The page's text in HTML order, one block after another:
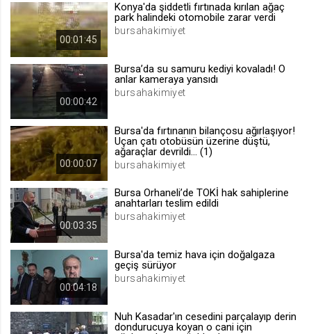
channelCategories
.web.tv
1 yıl
.web.tv
İsimsiz ziyaretçi için site içeriği
beğenme
voteDislike*
İsimsiz ziyaretçi için site içeriği
beğenmeme
00:01:45
Konya'da şiddetli fırtınada kırılan ağaç
park halindeki otomobile zarar verdi
bursahakimiyet
00:00:42
Bursa’da su samuru kediyi kovaladı! O
anlar kameraya yansıdı
bursahakimiyet
00:00:07
Bursa'da fırtınanın bilançosu ağırlaşıyor!
Uçan çatı otobüsün üzerine düştü,
ağaraçlar devrildi... (1)
bursahakimiyet
00:03:35
Bursa Orhaneli’de TOKİ hak sahiplerine
anahtarları teslim edildi
bursahakimiyet
00:04:18
Bursa'da temiz hava için doğalgaza
geçiş sürüyor
bursahakimiyet
Nuh Kasadar'ın cesedini parçalayıp derin
dondurucuya koyan o cani için